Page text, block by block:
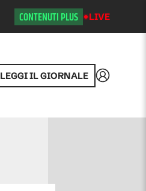
CONTENUTI PLUS LIVE
LEGGI IL GIORNALE Accedi